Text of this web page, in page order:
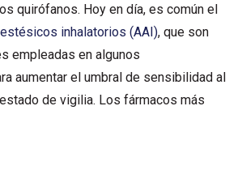
quirófanos. Hoy en día, es común el
inhalatorios (AAI), que son
empleadas en algunos
aumentar el umbral de sensibilidad al
de vigilia. Los fármacos más